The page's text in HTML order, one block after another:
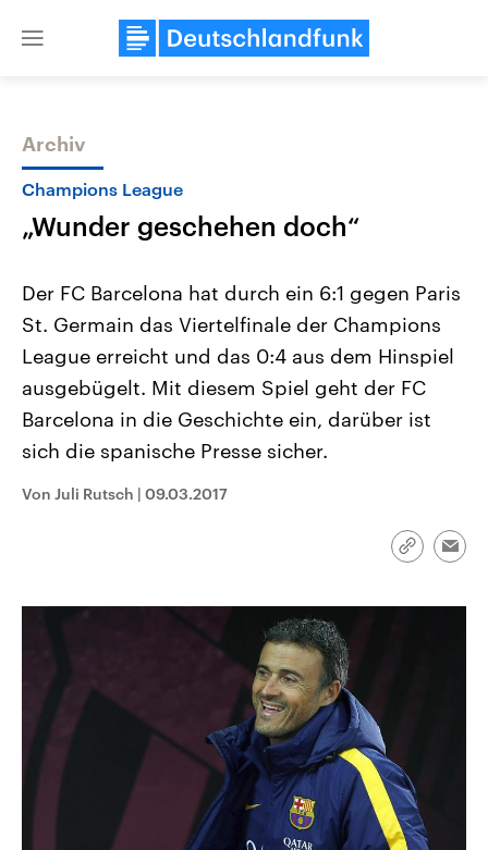
Close
Themen
Landtagswahl Sachsen-Anhalt
2026
Alle Informationen
Sachsen-Anhalt wählt am 6.
September 2026 einen neuen
Landtag. Seit 2021 wird das
Bundesland von einer Koalition aus
CDU, SPD und FDP regiert.-
USA
Aktuelle Beiträge,
Hintergründe
Wirtschaftlich und
gehören die Vereinigten
Audio-Archiv
Archiv
Champions League
„Wunder geschehen doch“
Der FC Barcelona hat durch ein 6:1 gegen Paris
St. Germain das Viertelfinale der Champions
League erreicht und das 0:4 aus dem Hinspiel
ausgebügelt. Mit diesem Spiel geht der FC
Barcelona in die Geschichte ein, darüber ist
sich die spanische Presse sicher.
Von Juli Rutsch | 09.03.2017
Link